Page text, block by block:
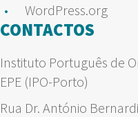
WordPress.org
CONTACTOS
Instituto Português de
EPE (IPO-Porto)
Rua Dr. António